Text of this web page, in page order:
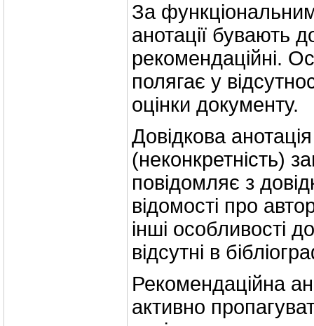
За
анотації бувають
рекомендаційні.
полягає у
оцінки документу.
Довідкова
(неконкретність)
повідомляє з
відомості про
інші особливості
відсутні в
Рекомендаційна
активно